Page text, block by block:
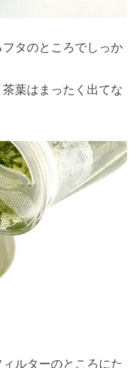
タのところでしっか
葉はまったく出てな
ルターのところにた